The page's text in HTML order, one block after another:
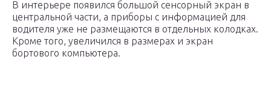
В интерьере появился большой сенсорный экран в
центральной части, а приборы с информацией для
водителя уже не размещаются в отдельных колодках.
Кроме того, увеличился в размерах и экран
бортового компьютера.